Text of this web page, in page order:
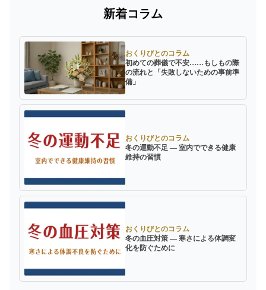
新着コラム
おくりびとのコラム
初めての葬儀で不安……もしもの際
の流れと「失敗しないための事前準
備」
おくりびとのコラム
冬の運動不足 ― 室内でできる健康
維持の習慣
おくりびとのコラム
冬の血圧対策 ― 寒さによる体調変
化を防ぐために